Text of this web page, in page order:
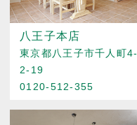
八王子本店
東京都八王子市千人町4-
2-19
0120-512-355